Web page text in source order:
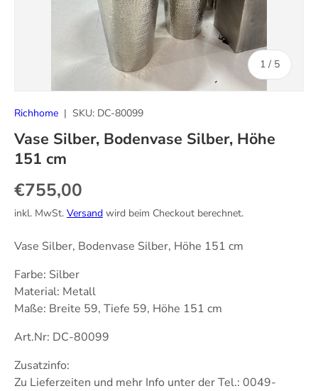
1 / von
5
Richhome | SKU: DC-80099
Vase Silber, Bodenvase Silber, Höhe
151 cm
Normaler Preis
€755,00
inkl. MwSt. Versand wird beim Checkout berechnet.
Vase Silber, Bodenvase Silber, Höhe 151 cm
Farbe: Silber
Material: Metall
Maße: Breite 59, Tiefe 59, Höhe 151 cm
Art.Nr: DC-80099
Zusatzinfo:
Zu Lieferzeiten und mehr Info unter der Tel.: 0049-